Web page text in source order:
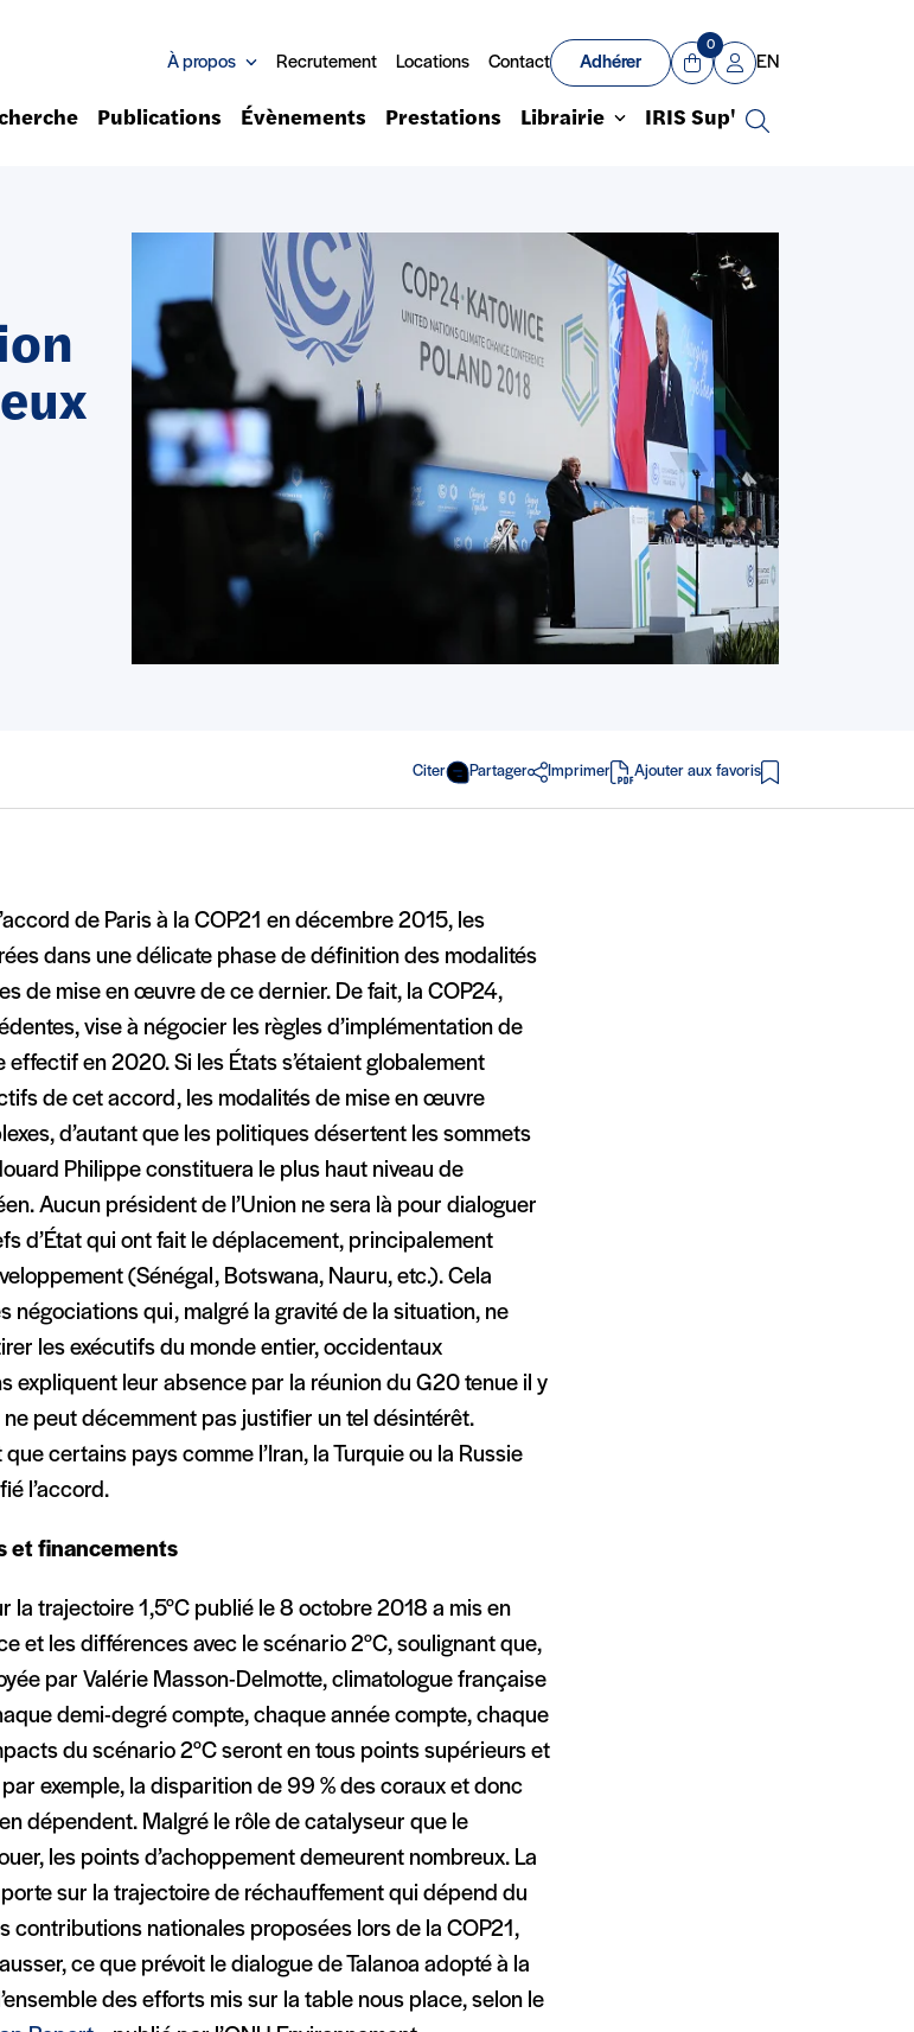
À propos Recrutement Locations Contact Adhérer
Panier
0
Mon compte
EN
Publications Évènements Prestations Librairie IRIS Sup'
Recherche
Citer Partager Imprimer
en PDF
Ajouter aux favoris
de Paris à la COP21 en décembre 2015, les
dans une délicate phase de définition des modalités
de mise en œuvre de ce dernier. De fait, la COP24,
vise à négocier les règles d’implémentation de
effectif en 2020. Si les États s’étaient globalement
de cet accord, les modalités de mise en œuvre
d’autant que les politiques désertent les sommets
Philippe constituera le plus haut niveau de
Aucun président de l’Union ne sera là pour dialoguer
d’État qui ont fait le déplacement, principalement
(Sénégal, Botswana, Nauru, etc.). Cela
négociations qui, malgré la gravité de la situation, ne
les exécutifs du monde entier, occidentaux
expliquent leur absence par la réunion du G20 tenue il y
peut décemment pas justifier un tel désintérêt.
certains pays comme l’Iran, la Turquie ou la Russie
l’accord.
et financements
la trajectoire 1,5°C publié le 8 octobre 2018 a mis en
et les différences avec le scénario 2°C, soulignant que,
par Valérie Masson-Delmotte, climatologue française
demi-degré compte, chaque année compte, chaque
du scénario 2°C seront en tous points supérieurs et
exemple, la disparition de 99 % des coraux et donc
dépendent. Malgré le rôle de catalyseur que le
les points d’achoppement demeurent nombreux. La
sur la trajectoire de réchauffement qui dépend du
contributions nationales proposées lors de la COP21,
ce que prévoit le dialogue de Talanoa adopté à la
des efforts mis sur la table nous place, selon le